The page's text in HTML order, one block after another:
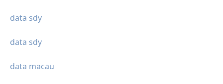
data sdy
data sdy
data macau